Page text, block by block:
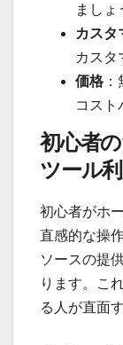
ましょ
カスタ
カスタ
価格
コスト
初心者
ツール
初心者がホ
直感的な操
ソースの提
ります。こ
る人が直面